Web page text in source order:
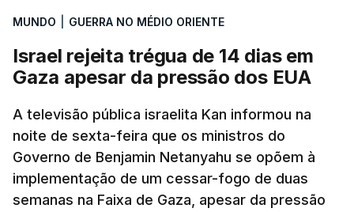
MUNDO GUERRA NO MÉDIO ORIENTE
Israel rejeita trégua de 14 dias em
Gaza apesar da pressão dos EUA
A televisão pública israelita Kan informou na
noite de sexta-feira que os ministros do
Governo de Benjamin Netanyahu se opõem à
implementação de um cessar-fogo de duas
semanas na Faixa de Gaza, apesar da pressão